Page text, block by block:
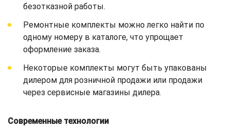
безотказной работы.
Ремонтные комплекты можно легко найти по
одному номеру в каталоге, что упрощает
оформление заказа.
Некоторые комплекты могут быть упакованы
дилером для розничной продажи или продажи
через сервисные магазины дилера.
Современные технологии